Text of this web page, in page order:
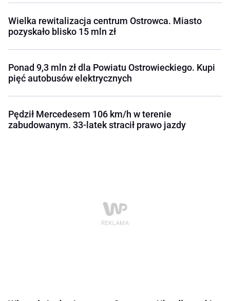
Wielka rewitalizacja centrum Ostrowca. Miasto
pozyskało blisko 15 mln zł
Ponad 9,3 mln zł dla Powiatu Ostrowieckiego. Kupi
pięć autobusów elektrycznych
Pędził Mercedesem 106 km/h w terenie
zabudowanym. 33-latek stracił prawo jazdy